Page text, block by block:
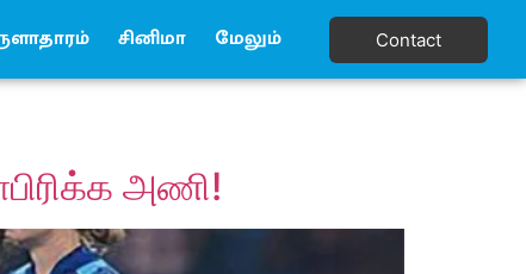
சினிமா மேலும் Contact
அணி!